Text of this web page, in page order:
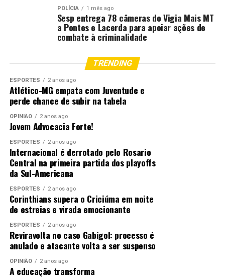
POLÍCIA 1 mês ago
Sesp entrega 78 câmeras do Vigia Mais MT
a Pontes e Lacerda para apoiar ações de
combate à criminalidade
TRENDING
ESPORTES 2 anos ago
Atlético-MG empata com Juventude e
perde chance de subir na tabela
OPINIÃO 2 anos ago
Jovem Advocacia Forte!
ESPORTES 2 anos ago
Internacional é derrotado pelo Rosario
Central na primeira partida dos playoffs
da Sul-Americana
ESPORTES 2 anos ago
Corinthians supera o Criciúma em noite
de estreias e virada emocionante
ESPORTES 2 anos ago
Reviravolta no caso Gabigol: processo é
anulado e atacante volta a ser suspenso
OPINIÃO 2 anos ago
A educação transforma